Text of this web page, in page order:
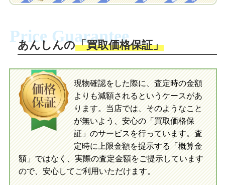
送。当店へ無料で発送いただけます。
入金完了
当店に査定したおもちゃがご到着後、ご
指定の口座に即日入金可能です。
買取の流れ 写真の撮影方法
ださい。お電話にて集荷依頼を行い発
送。当店へ無料で発送いただけます。
当店に査定したおもちゃがご到着後、ご
指定の口座に即日入金可能です。
初めての方へ LINE査定の流れ 写真の撮影方法
Price Guarantee
あんしんの「買取価格保証」
現物確認をした際に、査定時の金額
よりも減額されるというケースがあ
ります。当店では、そのようなこと
が無いよう、安心の「買取価格保
証」のサービスを行っています。査
定時に上限金額を提示する「概算金
額」ではなく、実際の査定金額をご提示しています
ので、安心してご利用いただけます。